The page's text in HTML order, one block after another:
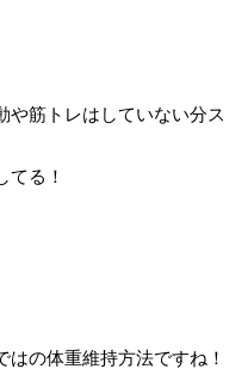
や筋トレはしていない分ス
てる！
の体重維持方法ですね！